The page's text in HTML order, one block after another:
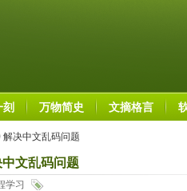
万物简史 文摘格言
决中文乱码问题
文乱码问题
学习